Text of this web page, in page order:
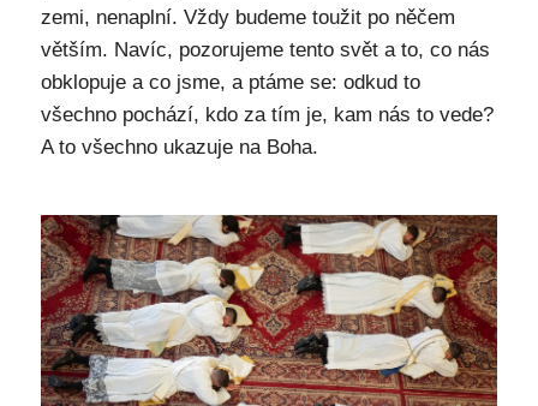
zemi, nenaplní. Vždy budeme toužit po něčem
větším. Navíc, pozorujeme tento svět a to, co nás
obklopuje a co jsme, a ptáme se: odkud to
všechno pochází, kdo za tím je, kam nás to vede?
A to všechno ukazuje na Boha.